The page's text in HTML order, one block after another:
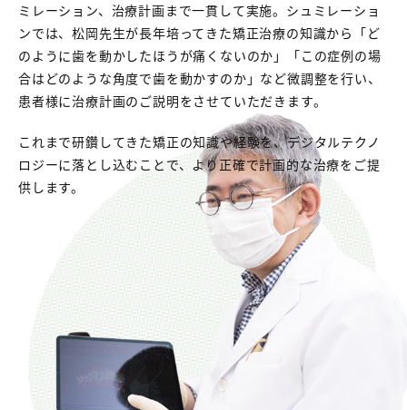
ミレーション、治療計画まで一貫して実施。シュミレーショ
ンでは、松岡先生が長年培ってきた矯正治療の知識から「ど
のように歯を動かしたほうが痛くないのか」「この症例の場
合はどのような角度で歯を動かすのか」など微調整を行い、
患者様に治療計画のご説明をさせていただきます。
これまで研鑽してきた矯正の知識や経験を、デジタルテクノ
ロジーに落とし込むことで、より正確で計画的な治療をご提
供します。